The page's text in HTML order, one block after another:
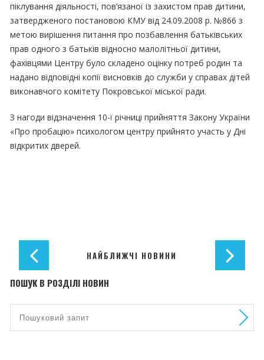
піклування діяльності, пов’язаної із захистом прав дитини,
затвердженого постановою КМУ від 24.09.2008 р. №866 з
метою вирішення питання про позбавлення батьківських
прав одного з батьків відносно малолітньої дитини,
фахівцями Центру було складено оцінку потреб родин та
надано відповідні копії висновків до служби у справах дітей
виконавчого комітету Покровської міської ради.
З нагоди відзначення 10-ї річниці прийняття Закону України
«Про пробацію» психологом центру прийнято участь у Дні
відкритих дверей.
НАЙБЛИЖЧІ НОВИНИ
ПОШУК В РОЗДІЛІ НОВИН